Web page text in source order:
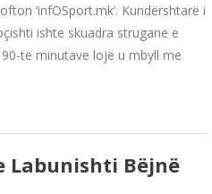
‘infOSport.mk’. Kundërshtarë i
ishte skuadra strugane e
të minutave lojë u mbyll me
Labunishti Bëjnë